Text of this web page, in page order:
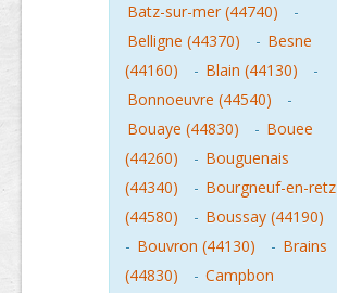
Batz-sur-mer (44740)
-
Belligne (44370)
- Besne
(44160)
- Blain (44130)
-
Bonnoeuvre (44540)
-
Bouaye (44830)
- Bouee
(44260)
- Bouguenais
(44340)
- Bourgneuf-en-retz
(44580)
- Boussay (44190)
- Bouvron (44130) - Brains
(44830)
- Campbon